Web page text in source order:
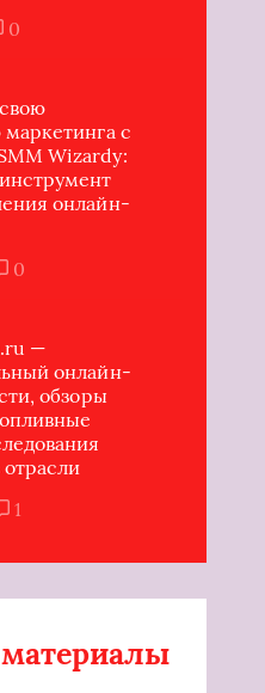
0
с
Wizardy:
онлайн-
0
—
онлайн-
обзоры
1